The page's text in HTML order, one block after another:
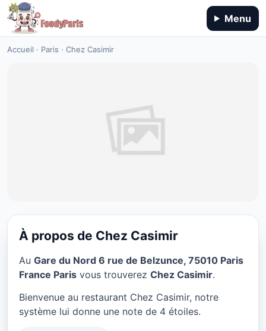
Menu
Accueil · Paris · Chez Casimir
Chez Casimir à Paris
À propos de Chez Casimir
Au Gare du Nord 6 rue de Belzunce, 75010 Paris
France Paris vous trouverez Chez Casimir.
Bienvenue au restaurant Chez Casimir, notre
système lui donne une note de 4 étoiles.